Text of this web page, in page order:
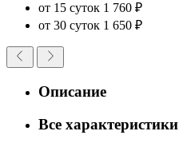
от 15 суток 1 760 ₽
от 30 суток 1 650 ₽
Описание
Все характеристики